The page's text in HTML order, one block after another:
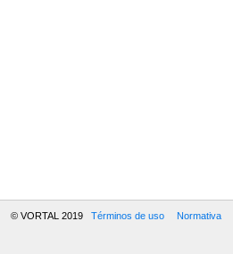
© VORTAL 2019 Términos de uso Normativa